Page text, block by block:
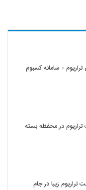
- سامانه کسبوم
در محفظه بسته
زیبا در جام